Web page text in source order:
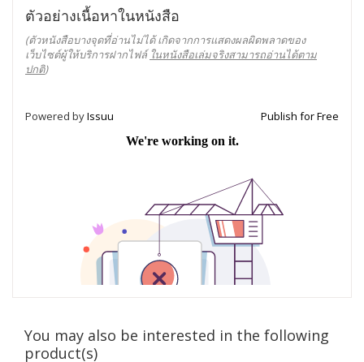
ตัวอย่างเนื้อหาในหนังสือ
(ตัวหนังสือบางจุดที่อ่านไม่ได้ เกิดจากการแสดงผลผิดพลาดของ
เว็บไซต์ผู้ให้บริการฝากไฟล์ ในหนังสือเล่มจริงสามารถอ่านได้ตาม
ปกติ)
Powered byIssuu Publish for Free
You may also be interested in the following
product(s)